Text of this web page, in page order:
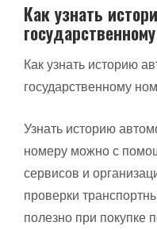
Как узнать
Как узнать историю
государственному
Узнать историю
номеру можно с
сервисов и
проверки
полезно при покупке